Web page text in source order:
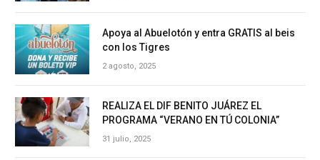
Apoya al Abuelotón y entra GRATIS al beis
con los Tigres
2 agosto, 2025
REALIZA EL DIF BENITO JUÁREZ EL
PROGRAMA “VERANO EN TÚ COLONIA”
31 julio, 2025